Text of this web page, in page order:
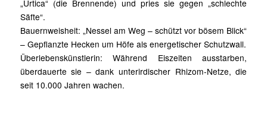
„Urtica“ (die Brennende) und pries sie gegen „schlechte
Säfte“.
Bauernweisheit: „Nessel am Weg – schützt vor bösem Blick“
– Gepflanzte Hecken um Höfe als energetischer Schutzwall.
Überlebenskünstlerin: Während Eiszeiten ausstarben,
überdauerte sie – dank unterirdischer Rhizom-Netze, die
seit 10.000 Jahren wachen.